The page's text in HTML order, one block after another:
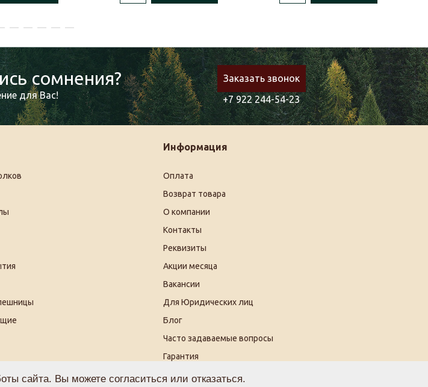
сомнения?
для Вас!
Заказать звонок
+7 922 244-54-23
Информация
Оплата
Возврат товара
О компании
Контакты
Реквизиты
Акции месяца
Вакансии
Для Юридических лиц
Блог
Часто задаваемые вопросы
Гарантия
Видеогалерея
сайта. Вы можете согласиться или отказаться.